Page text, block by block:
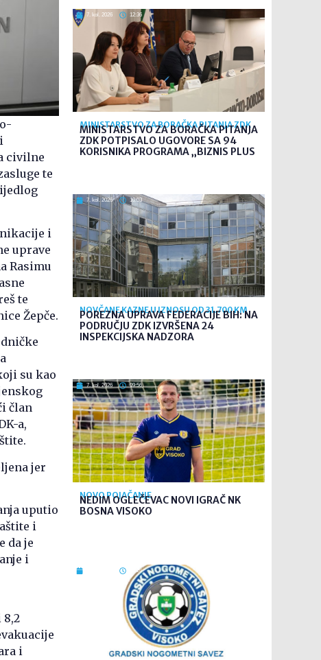
civilne
te
i
uprave
Rasimu
te
Žepče.
su kao
član
a,
jer
uputio
i
da je
i
i
7. kol. 2026 12:36
MINISTARSTVO ZA BORAČKA PITANJA ZDK
MINISTARSTVO ZA BORAČKA PITANJA
ZDK POTPISALO UGOVORE SA 94
KORISNIKA PROGRAMA „BIZNIS PLUS
7. kol. 2026 10:03
NOVČANE KAZNE U IZNOSU OD 31.700 KM
POREZNA UPRAVA FEDERACIJE BIH: NA
PODRUČJU ZDK IZVRŠENA 24
INSPEKCIJSKA NADZORA
7. kol. 2026 09:56
NOVO POJAČANJE
NEDIM OGLEČEVAC NOVI IGRAČ NK
BOSNA VISOKO
09:26